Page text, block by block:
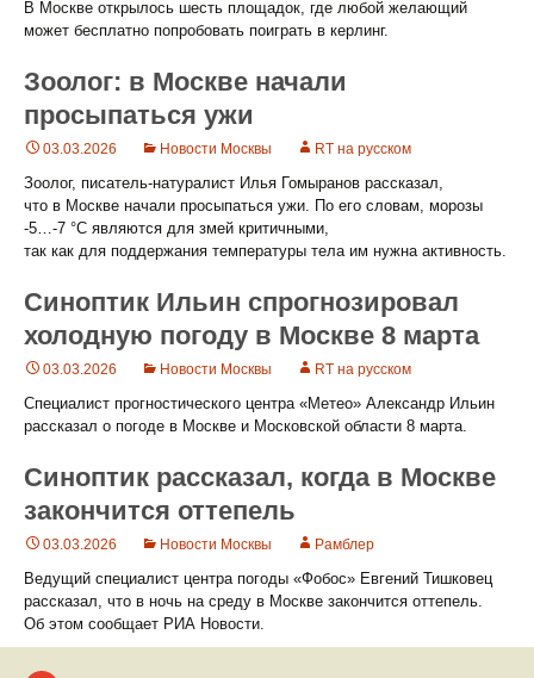
В Москве открылось шесть площадок, где любой желающий
может бесплатно попробовать поиграть в керлинг.
Зоолог: в Москве начали
просыпаться ужи
03.03.2026 Новости Москвы RT на русском
Зоолог, писатель-натуралист Илья Гомыранов рассказал,
что в Москве начали просыпаться ужи. По его словам, морозы
-5…-7 °С являются для змей критичными,
так как для поддержания температуры тела им нужна активность.
Синоптик Ильин спрогнозировал
холодную погоду в Москве 8 марта
03.03.2026 Новости Москвы RT на русском
Специалист прогностического центра «Метео» Александр Ильин
рассказал о погоде в Москве и Московской области 8 марта.
Синоптик рассказал, когда в Москве
закончится оттепель
03.03.2026 Новости Москвы Рамблер
Ведущий специалист центра погоды «Фобос» Евгений Тишковец
рассказал, что в ночь на среду в Москве закончится оттепель.
Об этом сообщает РИА Новости.